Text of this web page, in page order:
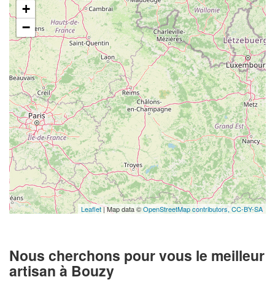
+
−
Leaflet| Map data ©OpenStreetMap contributors, CC-BY-SA
Nous cherchons pour vous le meilleur
artisan à Bouzy